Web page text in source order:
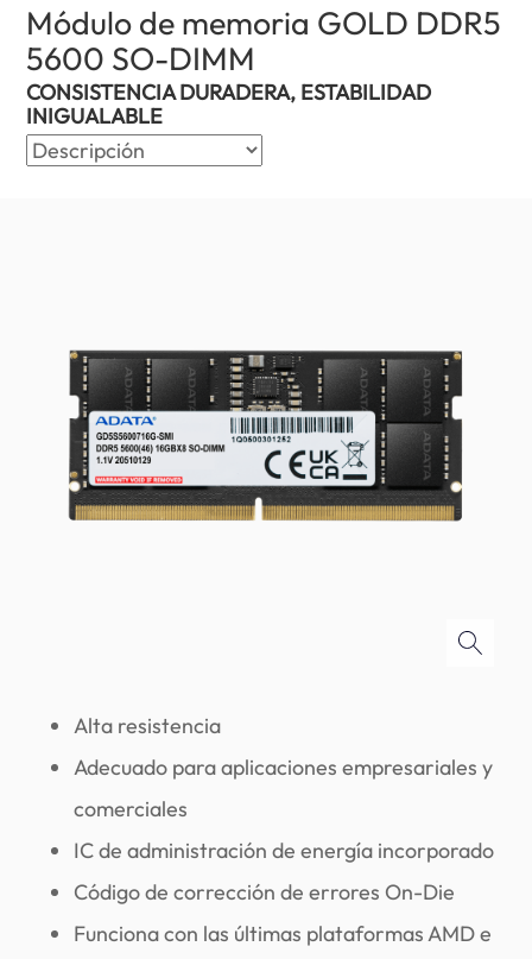
Módulo de memoria GOLD DDR5
5600 SO-DIMM
CONSISTENCIA DURADERA, ESTABILIDAD
INIGUALABLE
Alta resistencia
Adecuado para aplicaciones empresariales y
comerciales
IC de administración de energía incorporado
Código de corrección de errores On-Die
Funciona con las últimas plataformas AMD e